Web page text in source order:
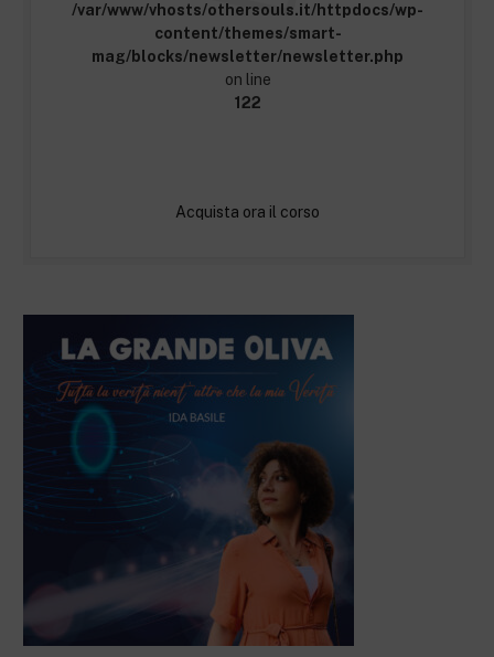
/var/www/vhosts/othersouls.it/httpdocs/wp-
content/themes/smart-
mag/blocks/newsletter/newsletter.php
on line
122
Acquista ora il corso